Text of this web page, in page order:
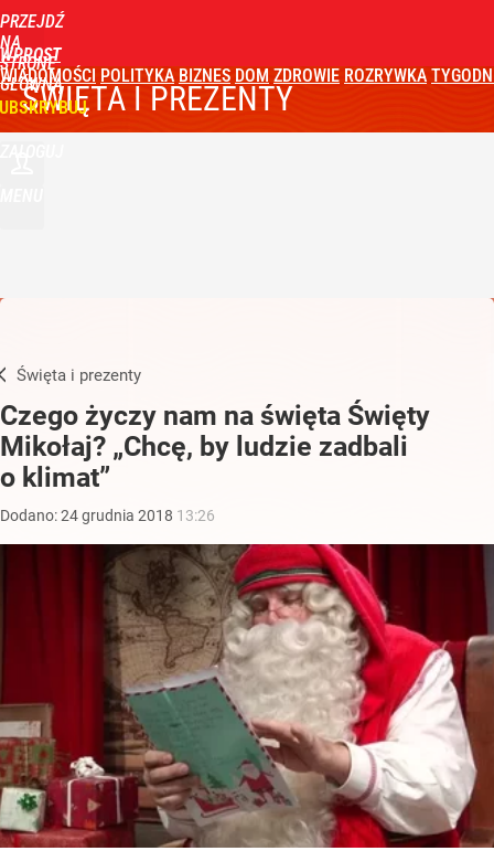
PRZEJDŹ
NA
STRONĘ
GŁÓWNĄ
WPROST
WIADOMOŚCI POLITYKA BIZNES DOM ZDROWIE ROZRYWKA
ŚWIĘTA I PREZENTY
Święta i prezenty
Czego życzy nam na święta Święty
Mikołaj? „Chcę, by ludzie zadbali
o klimat”
Dodano:24grudnia 2018 13:26